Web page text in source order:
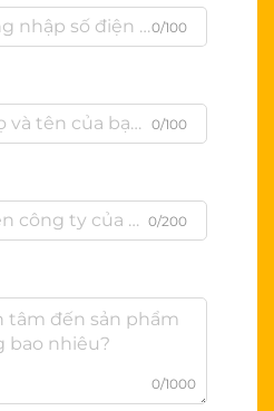
0/100
0/100
0/200
0/1000